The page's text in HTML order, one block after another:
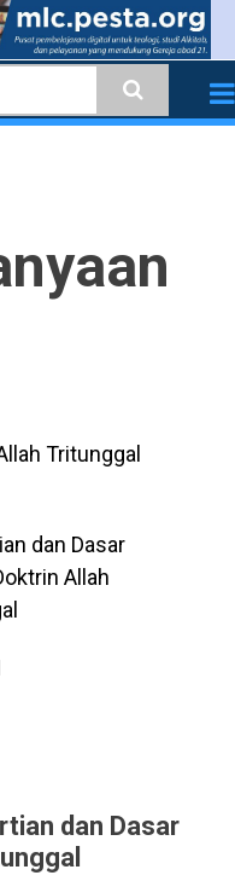
Tritunggal
dan Dasar
Allah
dan Dasar